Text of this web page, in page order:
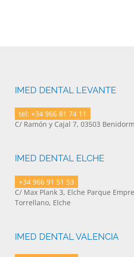
IMED DENTAL LEVANTE
tel: +34 966 81 74 11
C/ Ramón y Cajal 7, 03503
IMED DENTAL ELCHE
+34 966 91 51 53
C/ Max Plank 3, Elche Parque
Torrellano, Elche
IMED DENTAL VALENCIA